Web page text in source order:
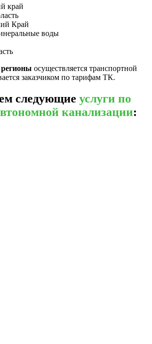
край
Край
воды
регионы осуществляется транспортной
заказчиком по тарифам ТК.
следующие услуги по
канализации: